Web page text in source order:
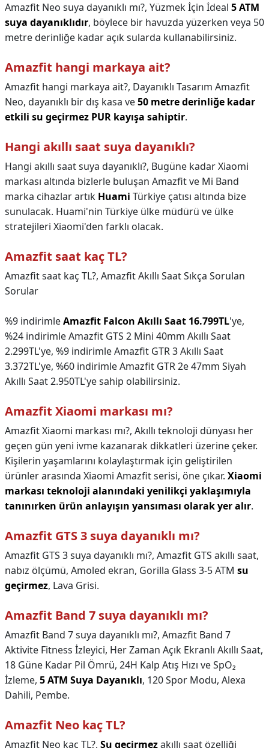
Amazfit Neo suya dayanıklı mı?, Yüzmek İçin İdeal 5 ATM
suya dayanıklıdır, böylece bir havuzda yüzerken veya 50
metre derinliğe kadar açık sularda kullanabilirsiniz.
Amazfit hangi markaya ait?
Amazfit hangi markaya ait?, Dayanıklı Tasarım Amazfit
Neo, dayanıklı bir dış kasa ve50 metre derinliğe kadar
etkili su geçirmez PUR kayışa sahiptir.
Hangi akıllı saat suya dayanıklı?
Hangi akıllı saat suya dayanıklı?, Bugüne kadar Xiaomi
markası altında bizlerle buluşan Amazfit ve Mi Band
marka cihazlar artık Huami Türkiye çatısı altında bize
sunulacak. Huami'nin Türkiye ülke müdürü ve ülke
stratejileri Xiaomi'den farklı olacak.
Amazfit saat kaç TL?
Amazfit saat kaç TL?, Amazfit Akıllı Saat Sıkça Sorulan
Sorular
%9 indirimleAmazfit Falcon Akıllı Saat 16.799TL'ye,
%24 indirimle Amazfit GTS 2 Mini 40mm Akıllı Saat
2.299TL'ye, %9 indirimle Amazfit GTR 3 Akıllı Saat
3.372TL'ye, %60 indirimle Amazfit GTR 2e 47mm Siyah
Akıllı Saat 2.950TL'ye sahip olabilirsiniz.
Amazfit Xiaomi markası mı?
Amazfit Xiaomi markası mı?, Akıllı teknoloji dünyası her
geçen gün yeni ivme kazanarak dikkatleri üzerine çeker.
Kişilerin yaşamlarını kolaylaştırmak için geliştirilen
ürünler arasında Xiaomi Amazfit serisi, öne çıkar. Xiaomi
markası teknoloji alanındaki yenilikçi yaklaşımıyla
tanınırken ürün anlayışın yansıması olarak yer alır.
Amazfit GTS 3 suya dayanıklı mı?
Amazfit GTS 3 suya dayanıklı mı?, Amazfit GTS akıllı saat,
nabız ölçümü, Amoled ekran, Gorilla Glass 3-5 ATM su
geçirmez, Lava Grisi.
Amazfit Band 7 suya dayanıklı mı?
Amazfit Band 7 suya dayanıklı mı?, Amazfit Band 7
Aktivite Fitness İzleyici, Her Zaman Açık Ekranlı Akıllı Saat,
18 Güne Kadar Pil Ömrü, 24H Kalp Atış Hızı ve SpO₂
İzleme, 5 ATM Suya Dayanıklı, 120 Spor Modu, Alexa
Dahili, Pembe.
Amazfit Neo kaç TL?
Amazfit Neo kaç TL?, Su geçirmezakıllı saat özelliği